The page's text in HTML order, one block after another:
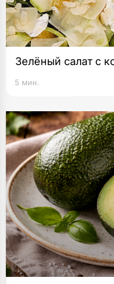
Зелёный салат с
5 мин.